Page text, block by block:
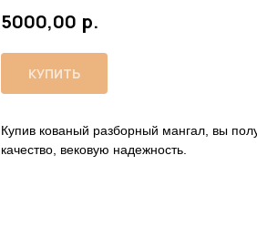
5000,00 р.
КУПИТЬ
Купив кованый разборный мангал, вы
качество, вековую надежность.